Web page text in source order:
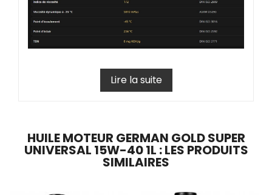
Lire la suite
HUILE MOTEUR GERMAN GOLD SUPER
UNIVERSAL 15W-40 1L : LES PRODUITS
SIMILAIRES